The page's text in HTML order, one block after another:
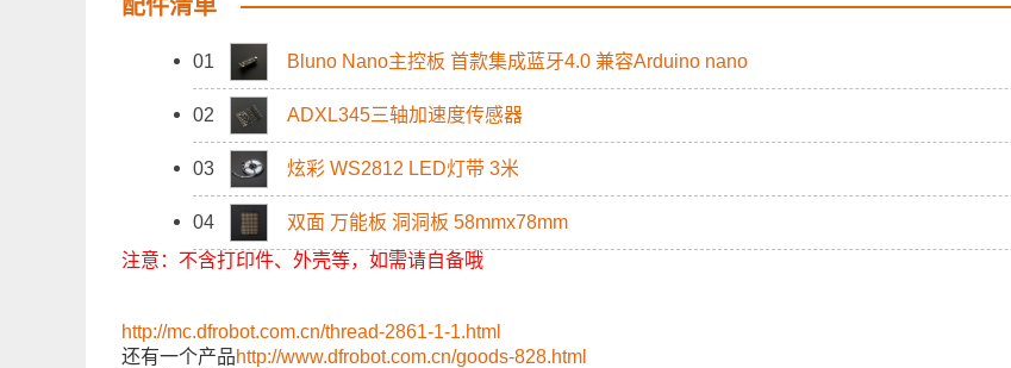
配件清单
01 Bluno Nano主控板 首款集成蓝牙4.0 兼容Arduino nano
02 ADXL345三轴加速度传感器
03 炫彩 WS2812 LED灯带 3米
04 双面 万能板 洞洞板 58mmx78mm
注意：不含打印件、外壳等，如需请自备哦
http://mc.dfrobot.com.cn/thread-2861-1-1.html
还有一个产品http://www.dfrobot.com.cn/goods-828.html